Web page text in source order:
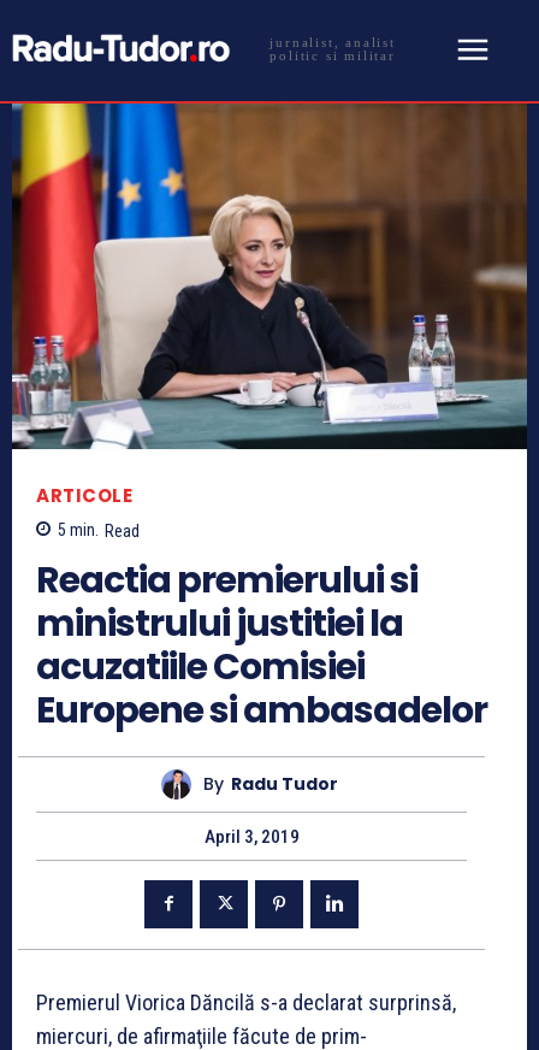
jurnalist, analist
politic si militar
ARTICOLE
5 min. Read
Reactia premierului si
ministrului justitiei la
acuzatiile Comisiei
Europene si ambasadelor
By Radu Tudor
April 3, 2019
Premierul Viorica Dăncilă s-a declarat surprinsă,
miercuri, de afirmaţiile făcute de prim-